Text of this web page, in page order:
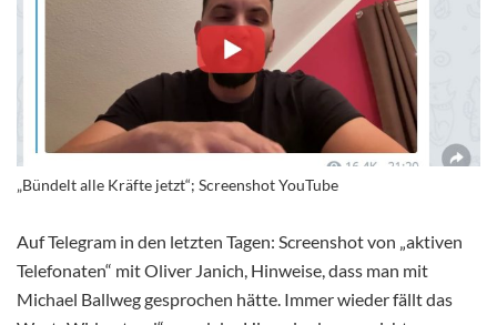
„Bündelt alle Kräfte jetzt“; Screenshot YouTube
Auf Telegram in den letzten Tagen: Screenshot von „aktiven
Telefonaten“ mit Oliver Janich, Hinweise, dass man mit
Michael Ballweg gesprochen hätte. Immer wieder fällt das